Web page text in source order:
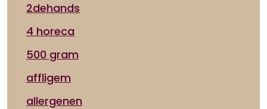
2dehands
4 horeca
500 gram
affligem
allergenen